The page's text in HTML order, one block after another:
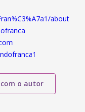
about
com o autor